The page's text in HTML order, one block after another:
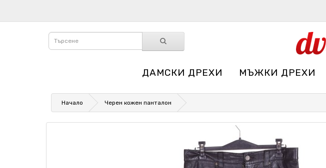
ДАМСКИ ДРЕХИ МЪЖКИ ДРЕХИ
Начало Черен кожен панталон